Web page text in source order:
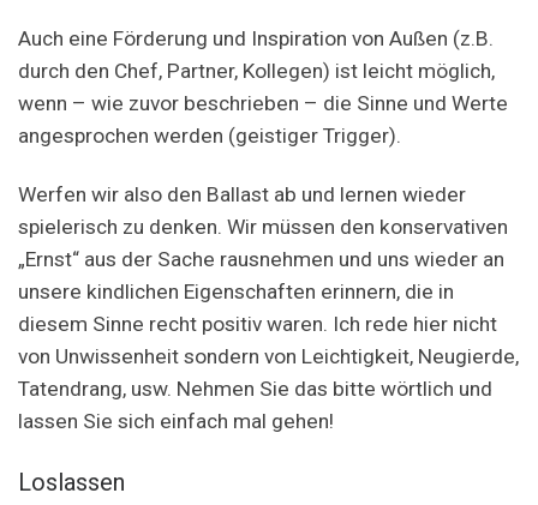
Auch eine Förderung und Inspiration von Außen (z.B.
durch den Chef, Partner, Kollegen) ist leicht möglich,
wenn – wie zuvor beschrieben – die Sinne und Werte
angesprochen werden (geistiger Trigger).
Werfen wir also den Ballast ab und lernen wieder
spielerisch zu denken. Wir müssen den konservativen
„Ernst“ aus der Sache rausnehmen und uns wieder an
unsere kindlichen Eigenschaften erinnern, die in
diesem Sinne recht positiv waren. Ich rede hier nicht
von Unwissenheit sondern von Leichtigkeit, Neugierde,
Tatendrang, usw. Nehmen Sie das bitte wörtlich und
lassen Sie sich einfach mal gehen!
Loslassen